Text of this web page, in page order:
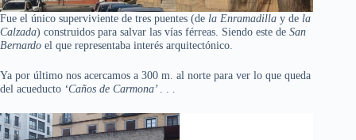
Fue el único superviviente de tres puentes (de la Enramadilla y de la
Calzada) construidos para salvar las vías férreas. Siendo este de San
Bernardo el que representaba interés arquitectónico.
Ya por último nos acercamos a 300 m. al norte para ver lo que queda
del acueducto ‘Caños de Carmona’. . .